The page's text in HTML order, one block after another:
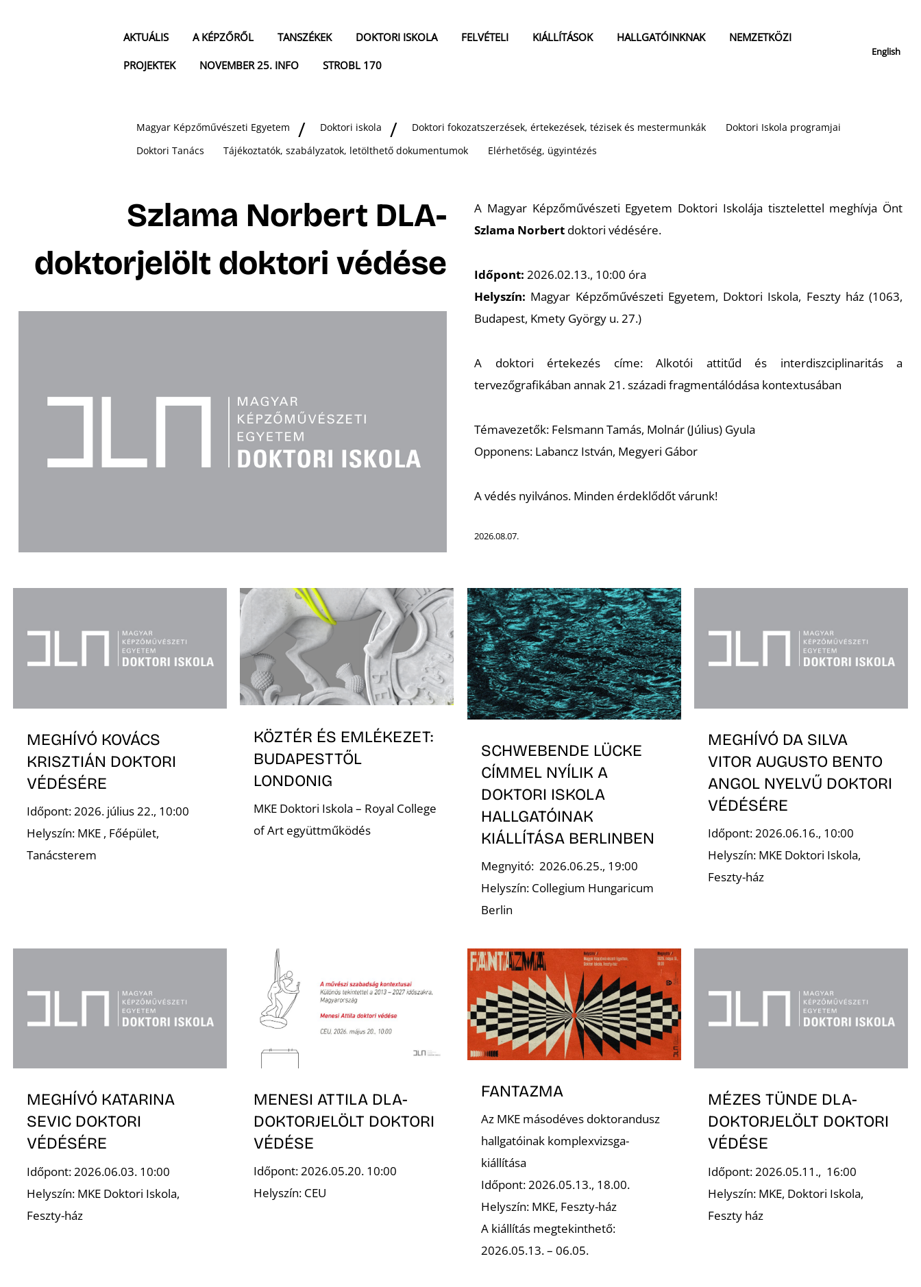
AKTUÁLIS A KÉPZŐRŐL TANSZÉKEK DOKTORI ISKOLA FELVÉTELI KIÁLLÍTÁSOK HALLGATÓINKNAK
NEMZETKÖZI
PROJEKTEK
NOVEMBER 25. INFO STROBL 170
English
Magyar Képzőművészeti Egyetem Doktori iskola Doktori fokozatszerzések, értekezések, tézisek és mestermunkák
Doktori Iskola programjai
Doktori Tanács
Tájékoztatók, szabályzatok, letölthető dokumentumok Elérhetőség, ügyintézés
Szlama Norbert DLA-
doktorjelölt doktori védése
A Magyar Képzőművészeti Egyetem Doktori Iskolája tisztelettel meghívja Önt
Szlama Norbert doktori védésére.
Időpont: 2026.02.13., 10:00 óra
Helyszín: Magyar Képzőművészeti Egyetem, Doktori Iskola, Feszty ház (1063,
Budapest, Kmety György u. 27.)
A doktori értekezés címe: Alkotói attitűd és interdiszciplinaritás a
tervezőgrafikában annak 21. századi fragmentálódása kontextusában
Témavezetők: Felsmann Tamás, Molnár (Július) Gyula
Opponens: Labancz István, Megyeri Gábor
A védés nyilvános. Minden érdeklődőt várunk!
2026.08.07.
MEGHÍVÓ KOVÁCS
KRISZTIÁN DOKTORI
VÉDÉSÉRE
Időpont: 2026. július 22., 10:00
Helyszín: MKE , Főépület,
Tanácsterem
KÖZTÉR ÉS EMLÉKEZET:
BUDAPESTTŐL
LONDONIG
MKE Doktori Iskola – Royal College
of Art együttműködés
SCHWEBENDE LÜCKE
CÍMMEL NYÍLIK A
DOKTORI ISKOLA
HALLGATÓINAK
KIÁLLÍTÁSA BERLINBEN
Megnyitó: 2026.06.25., 19:00
Helyszín: Collegium Hungaricum
Berlin
MEGHÍVÓ DA SILVA
VITOR AUGUSTO BENTO
ANGOL NYELVŰ DOKTORI
VÉDÉSÉRE
Időpont: 2026.06.16., 10:00
Helyszín: MKE Doktori Iskola,
Feszty-ház
MEGHÍVÓ KATARINA
SEVIC DOKTORI
VÉDÉSÉRE
Időpont: 2026.06.03. 10:00
Helyszín: MKE Doktori Iskola,
Feszty-ház
MENESI ATTILA DLA-
DOKTORJELÖLT DOKTORI
VÉDÉSE
Időpont: 2026.05.20. 10:00
Helyszín: CEU
FANTAZMA
Az MKE másodéves doktorandusz
hallgatóinak komplexvizsga-
kiállítása
Időpont: 2026.05.13., 18.00.
Helyszín: MKE, Feszty-ház
A kiállítás megtekinthető:
2026.05.13. – 06.05.
MÉZES TÜNDE DLA-
DOKTORJELÖLT DOKTORI
VÉDÉSE
Időpont: 2026.05.11., 16:00
Helyszín: MKE, Doktori Iskola,
Feszty ház